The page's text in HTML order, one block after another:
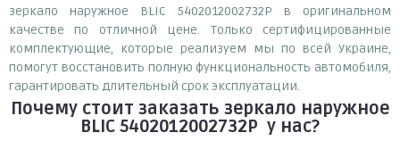
зеркало наружное BLIC 5402012002732P в оригинальном
качестве по отличной цене. Только сертифицированные
комплектующие, которые реализуем мы по всей Украине,
помогут восстановить полную функциональность автомобиля,
гарантировать длительный срок эксплуатации.
Почему стоит заказать зеркало наружное
BLIC 5402012002732P у нас?